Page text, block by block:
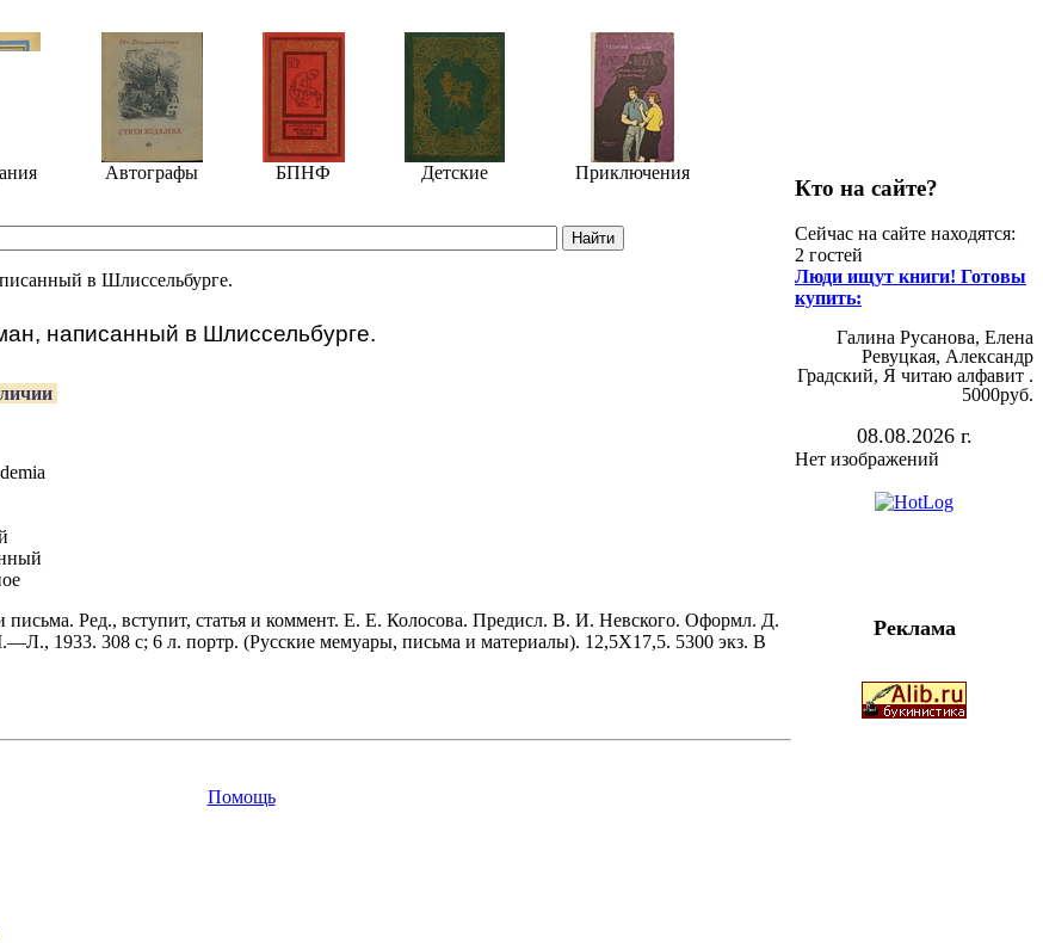
Автографы БПНФ Детские Приключения
в Шлиссельбурге.
написанный в Шлиссельбурге.
Ред., вступит, статья и коммент. Е. Е. Колосова. Предисл. В. И. Невского. Оформл. Д.
1933. 308 с; 6 л. портр. (Русские мемуары, письма и материалы). 12,5X17,5. 5300 экз. В
Помощь
Кто на сайте?
Сейчас на сайте находятся:
2 гостей
Люди ищут книги! Готовы
купить:
Галина Русанова, Елена
Ревуцкая, Александр
Градский, Я читаю алфавит .
5000руб.
08.08.2026 г.
Нет изображений
Реклама